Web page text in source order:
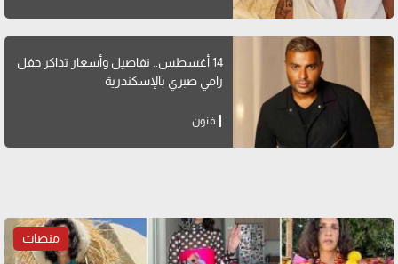
14 أغسطس.. تفاصيل وأسعار تذاكر حفل
رامي صبري بالإسكندرية
فنون
منصات